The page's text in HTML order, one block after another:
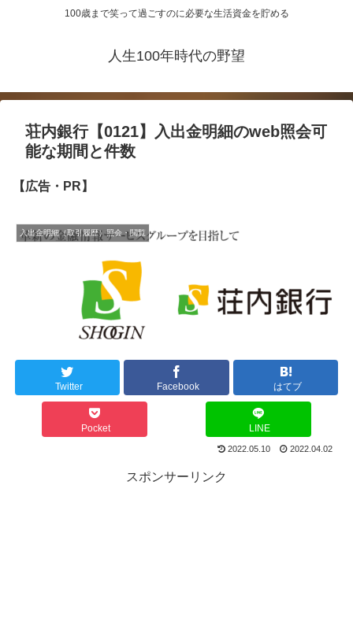
100歳まで笑って過ごすのに必要な生活資金を貯める
人生100年時代の野望
荘内銀行【0121】入出金明細のweb照会可
能な期間と件数
【広告・PR】
入出金明細（取引履歴）照会・閲覧
Twitter Facebook はてブ
Pocket LINE
2022.05.10 2022.04.02
スポンサーリンク